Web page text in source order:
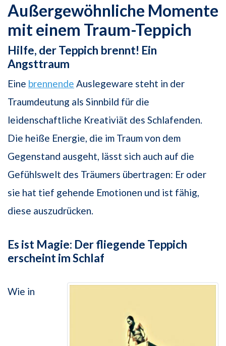
Außergewöhnliche Momente
mit einem Traum-Teppich
Hilfe, der Teppich brennt! Ein
Angsttraum
Eine brennende Auslegeware steht in der
Traumdeutung als Sinnbild für die
leidenschaftliche Kreativiät des Schlafenden.
Die heiße Energie, die im Traum von dem
Gegenstand ausgeht, lässt sich auch auf die
Gefühlswelt des Träumers übertragen: Er oder
sie hat tief gehende Emotionen und ist fähig,
diese auszudrücken.
Es ist Magie: Der fliegende Teppich
erscheint im Schlaf
Wie in